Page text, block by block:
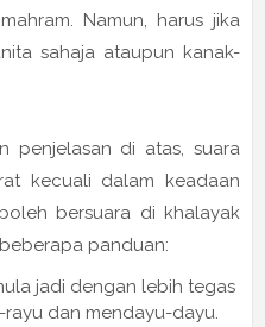
Namun, harus jika
sahaja ataupun kanak-
penjelasan di atas, suara
kecuali dalam keadaan
bersuara di khalayak
panduan:
jadi dengan lebih tegas
dan mendayu-dayu.